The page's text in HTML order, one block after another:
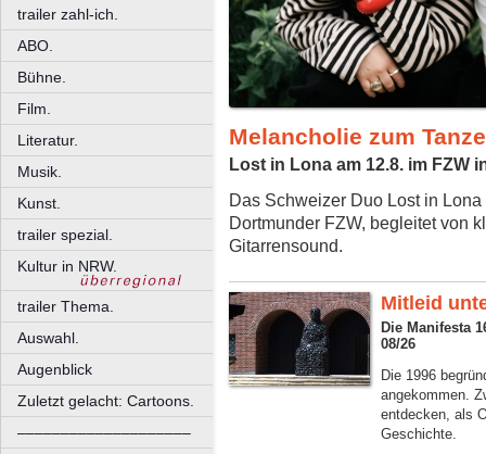
trailer zahl-ich.
ABO.
Bühne.
Film.
Literatur.
Musik.
Kunst.
trailer spezial.
Kultur in NRW.
trailer Thema.
Auswahl.
Augenblick
Zuletzt gelacht: Cartoons.
––––––––––––––––––––
Melancholie zum
Lost in Lona am 12.8. im FZW
Das Schweizer Duo Lost in
Dortmunder FZW, begleitet von
Gitarrensound.
Mitleid
Die Manifesta
08/26
Die 1996
angekommen.
entdecken, als
Geschichte.